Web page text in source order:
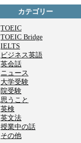
カテゴリー
TOEIC
TOEIC Bridge
IELTS
ビジネス英語
英会話
ニュース
大学受験
院受験
思うこと
英検
英文法
授業中の話
その他
英検1級と面接員